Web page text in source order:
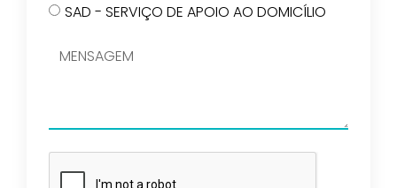
SAD - SERVIÇO DE APOIO AO DOMICÍLIO